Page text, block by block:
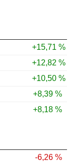
+15,71 %
+12,82 %
+10,50 %
+8,39 %
+8,18 %
-6,26 %